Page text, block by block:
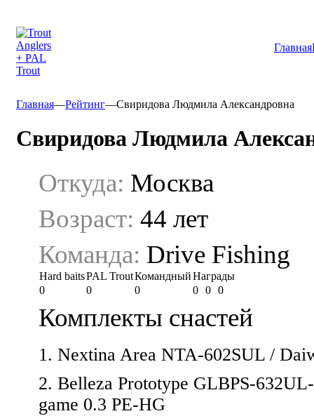
Главная
Главная—Рейтинг—Свиридова Людмила Александровна
Свиридова Людмила
Откуда: Москва
Возраст: 44 лет
Команда: Drive Fishing
Hard baitsPAL TroutКомандныйНаграды
0
0 0 0 0 0
Комплекты снастей
1. Nextina Area NTA-602SUL /
2. Belleza Prototype GLBPS-
game 0.3 PE-HG